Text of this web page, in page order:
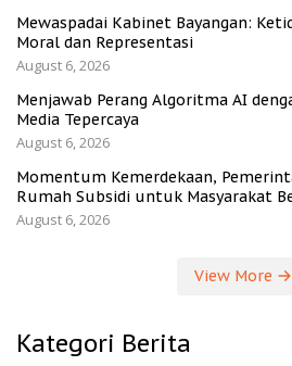
Mewaspadai Kabinet Bayangan:
Moral dan Representasi
August 6, 2026
Menjawab Perang Algoritma AI
Media Tepercaya
August 6, 2026
Momentum Kemerdekaan,
Rumah Subsidi untuk Masyarakat
August 6, 2026
View More
Kategori Berita